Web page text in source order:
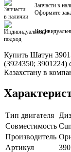
Запчасти в
Оформите
Купить Шатун
(3924350; 3901224)
Казахстану в
Тип двигателя
Совместимость
Производитель
Артикул